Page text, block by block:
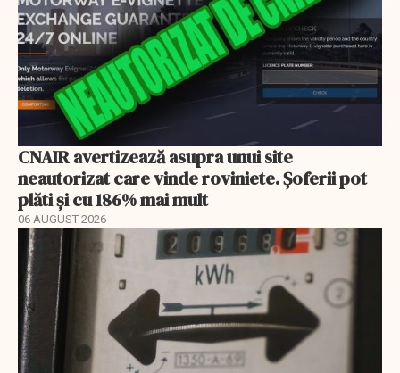
CNAIR avertizează asupra unui site
neautorizat care vinde roviniete. Șoferii pot
plăti și cu 186% mai mult
06 AUGUST 2026